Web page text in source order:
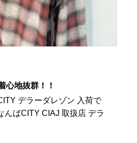
地抜群！！
デラーダレゾン 入荷で
んばCITY CIAJ 取扱店 デラ